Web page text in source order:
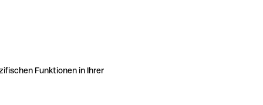
Funktionen in Ihrer